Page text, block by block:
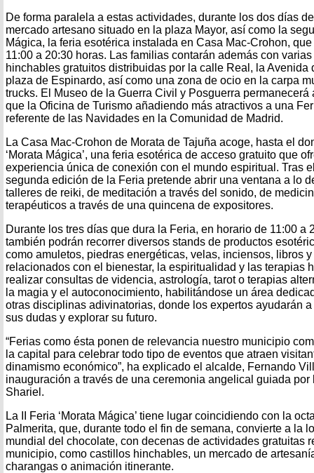
De forma paralela a estas actividades, durante los dos días
mercado artesano situado en la plaza Mayor, así como la
Mágica, la feria esotérica instalada en Casa Mac-Crohon,
11:00 a 20:30 horas. Las familias contarán además con
hinchables gratuitos distribuidas por la calle Real, la Avenida
plaza de Espinardo, así como una zona de ocio en la carpa
trucks. El Museo de la Guerra Civil y Posguerra
que la Oficina de Turismo añadiendo más atractivos a una
referente de las Navidades en la Comunidad de Madrid.
La Casa Mac-Crohon de Morata de Tajuña acoge, hasta el
‘Morata Mágica’, una feria esotérica de acceso gratuito que
experiencia única de conexión con el mundo espiritual. Tras
segunda edición de la Feria pretende abrir una ventana a lo
talleres de reiki, de meditación a través del sonido, de
terapéuticos a través de una quincena de expositores.
Durante los tres días que dura la Feria, en horario de 11:00 a
también podrán recorrer diversos stands de productos
como amuletos, piedras energéticas, velas, inciensos, libros
relacionados con el bienestar, la espiritualidad y las terapias
realizar consultas de videncia, astrología, tarot o terapias
la magia y el autoconocimiento, habilitándose un área
otras disciplinas adivinatorias, donde los expertos ayudarán
sus dudas y explorar su futuro.
“Ferias como ésta ponen de relevancia nuestro municipio
la capital para celebrar todo tipo de eventos que atraen
dinamismo económico”, ha explicado el alcalde, Fernando
inauguración a través de una ceremonia angelical guiada
Shariel.
La II Feria ‘Morata Mágica’ tiene lugar coincidiendo con la
Palmerita, que, durante todo el fin de semana, convierte a la
mundial del chocolate, con decenas de actividades gratuitas
municipio, como castillos hinchables, un mercado de
charangas o animación itinerante.